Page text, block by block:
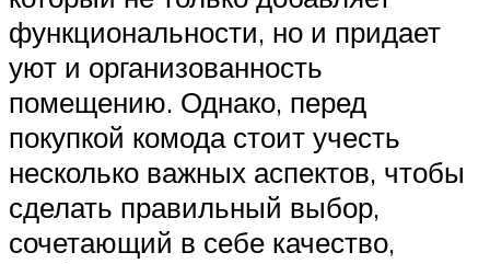
функциональности, но и придает
уют и организованность
помещению. Однако, перед
покупкой комода стоит учесть
несколько важных аспектов, чтобы
сделать правильный выбор,
сочетающий в себе качество,